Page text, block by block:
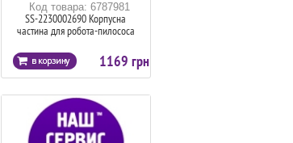
Код товара: 6787981
SS-2230002690 Корпусна
частина для робота-пилососа
1169 грн